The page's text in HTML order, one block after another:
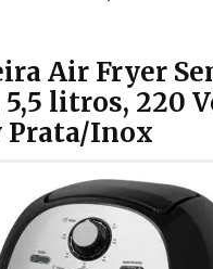
Air Fryer
litros, 220
Prata/Inox